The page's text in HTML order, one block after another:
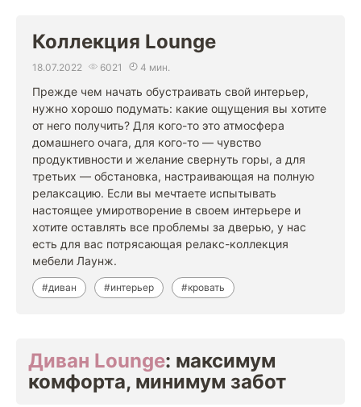
Коллекция Lounge
18.07.2022 6021 4 мин.
Прежде чем начать обустраивать свой интерьер,
нужно хорошо подумать: какие ощущения вы хотите
от него получить? Для кого-то это атмосфера
домашнего очага, для кого-то — чувство
продуктивности и желание свернуть горы, а для
третьих — обстановка, настраивающая на полную
релаксацию. Если вы мечтаете испытывать
настоящее умиротворение в своем интерьере и
хотите оставлять все проблемы за дверью, у нас
есть для вас потрясающая релакс-коллекция
мебели Лаунж.
#диван #интерьер #кровать
Диван Lounge: максимум
комфорта, минимум забот